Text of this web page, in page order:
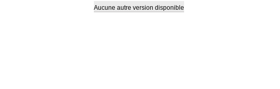
Aucune autre version disponible